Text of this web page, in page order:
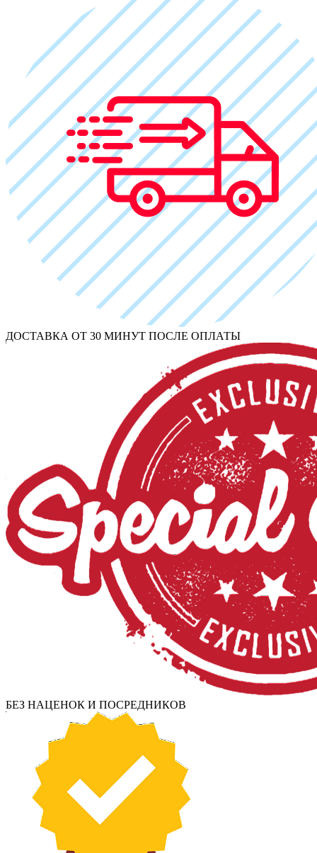
ДОСТАВКА ОТ 30 МИНУТ ПОСЛЕ ОПЛАТЫ
БЕЗ НАЦЕНОК И ПОСРЕДНИКОВ